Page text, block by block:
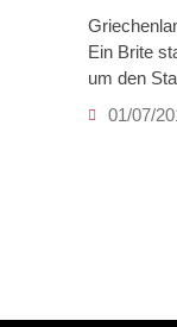
Ein Brite
um den
01/07/